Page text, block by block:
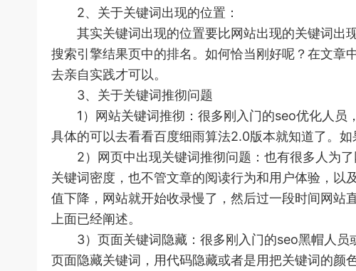
2、关于关键词出现的位置：
其实关键词出现的位置要比网站出现的关键词出
搜索引擎结果页中的排名。如何恰当刚好呢？在文章
去亲自实践才可以。
3、关于关键词推彻问题
1）网站关键词推彻：很多刚入门的seo优化人员
具体的可以去看看百度细雨算法2.0版本就知道了。
2）网页中出现关键词推彻问题：也有很多人为了
关键词密度，也不管文章的阅读行为和用户体验，以
值下降，网站就开始收录慢了，然后过一段时间网站
上面已经阐述。
3）页面关键词隐藏：很多刚入门的seo黑帽人员
页面隐藏关键词，用代码隐藏或者是用把关键词的颜